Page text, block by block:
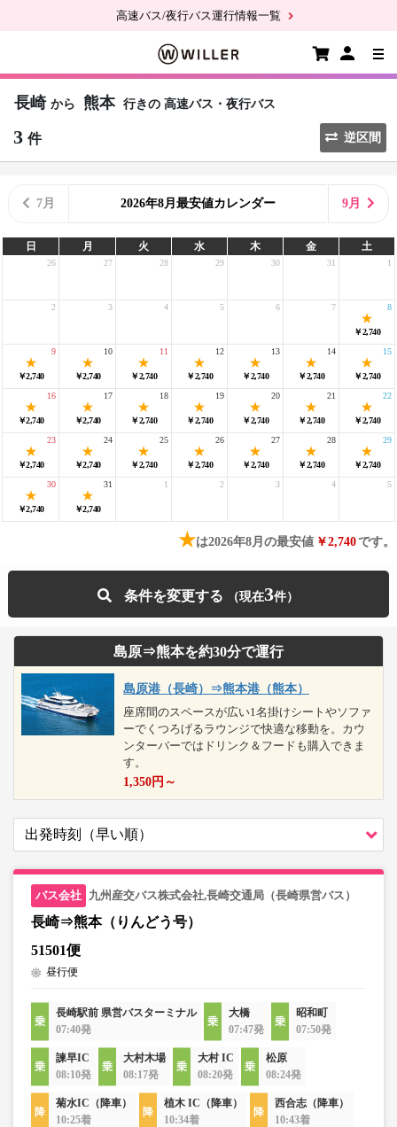
高速バス/夜行バス運行情報一覧
長崎 から 熊本 行きの 高速バス・夜行バス
3 件 逆区間
7月 2026年8月最安値カレンダー 9月
日 月 火 水 木 金 土
26 27 28 29 30 31 1
2 3 4 5 6 7
￥2,740
8
￥2,740
9
￥2,740
10
￥2,740
11
￥2,740
12
￥2,740
13
￥2,740
14
￥2,740
15
￥2,740
16
￥2,740
17
￥2,740
18
￥2,740
19
￥2,740
20
￥2,740
21
￥2,740
22
￥2,740
23
￥2,740
24
￥2,740
25
￥2,740
26
￥2,740
27
￥2,740
28
￥2,740
29
￥2,740
30
￥2,740
31 1 2 3 4 5
★は2026年8月の最安値 ￥2,740です。
条件を変更する 3
島原⇒熊本を約30分で運行
島原港（長崎）⇒熊本港（熊本）
座席間のスペースが広い1名掛けシートやソファ
ーでくつろげるラウンジで快適な移動を。カウ
ンターバーではドリンク＆フードも購入できま
す。
1,350 円～
九州産交バス株式会社,長崎交通局（長崎県営バス）
長崎⇒熊本（りんどう号）
51501便
昼行便
長崎駅前 県営バスターミナル
07:40発
大橋
07:47発
昭和町
07:50発
諫早IC
08:10発
大村木場
08:17発
大村 IC
08:20発
松原
08:24発
菊水IC（降車）
10:25着
植木 IC（降車）
10:34着
西合志（降車）
10:43着